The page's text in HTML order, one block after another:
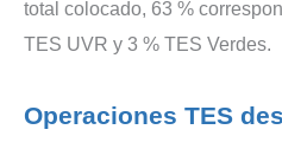
total colocado, 63 %
TES UVR y 3 % TES Verdes.
Operaciones TES